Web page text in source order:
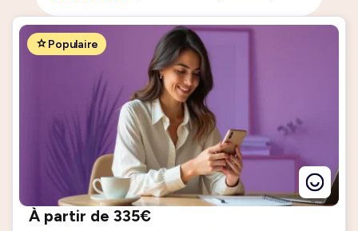
Populaire
À partir de 335€